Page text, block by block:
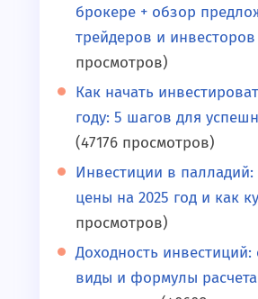
брокере + обзор
трейдеров и инвесторов
просмотров)
Как начать
году: 5 шагов для
(47176 просмотров)
Инвестиции в палладий:
цены на 2025 год и как
просмотров)
Доходность
виды и формулы